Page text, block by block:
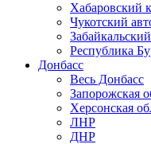
Хабаровский
Чукотский
Республика
Донбасс
Весь Донбасс
Запорожская
Херсонская
ЛНР
ДНР